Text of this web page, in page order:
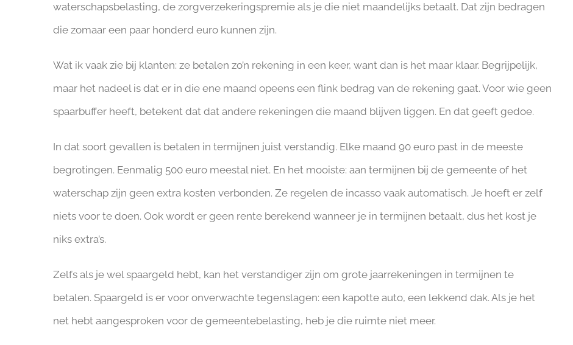
waterschapsbelasting, de zorgverzekeringspremie als je die niet maandelijks betaalt. Dat zijn bedragen
die zomaar een paar honderd euro kunnen zijn.
Wat ik vaak zie bij klanten: ze betalen zo’n rekening in een keer, want dan is het maar klaar. Begrijpelijk,
maar het nadeel is dat er in die ene maand opeens een flink bedrag van de rekening gaat. Voor wie geen
spaarbuffer heeft, betekent dat dat andere rekeningen die maand blijven liggen. En dat geeft gedoe.
In dat soort gevallen is betalen in termijnen juist verstandig. Elke maand 90 euro past in de meeste
begrotingen. Eenmalig 500 euro meestal niet. En het mooiste: aan termijnen bij de gemeente of het
waterschap zijn geen extra kosten verbonden. Ze regelen de incasso vaak automatisch. Je hoeft er zelf
niets voor te doen. Ook wordt er geen rente berekend wanneer je in termijnen betaalt, dus het kost je
niks extra’s.
Zelfs als je wel spaargeld hebt, kan het verstandiger zijn om grote jaarrekeningen in termijnen te
betalen. Spaargeld is er voor onverwachte tegenslagen: een kapotte auto, een lekkend dak. Als je het
net hebt aangesproken voor de gemeentebelasting, heb je die ruimte niet meer.